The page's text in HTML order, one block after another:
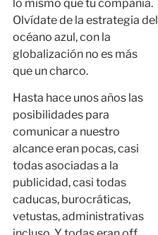
lo mismo que tu compañía.
Olvídate de la estrategia del
océano azul, con la
globalización no es más
que un charco.
Hasta hace unos años las
posibilidades para
comunicar a nuestro
alcance eran pocas, casi
todas asociadas a la
publicidad, casi todas
caducas, burocráticas,
vetustas, administrativas